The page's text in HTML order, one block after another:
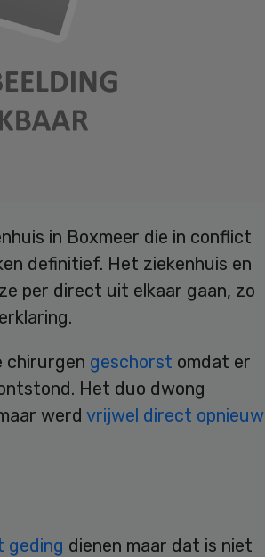
in Boxmeer die in conflict
definitief. Het ziekenhuis en
per direct uit elkaar gaan, zo
chirurgen geschorst omdat er
Het duo dwong
werd vrijwel direct opnieuw
geding dienen maar dat is niet